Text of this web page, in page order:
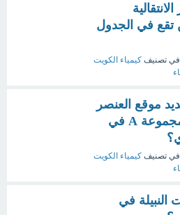
تقع في الجدول
في تصنيف كيمياء الكويت
موقع العنصر
المثالي في المجموعة A في
في تصنيف كيمياء الكويت
النبيلة في